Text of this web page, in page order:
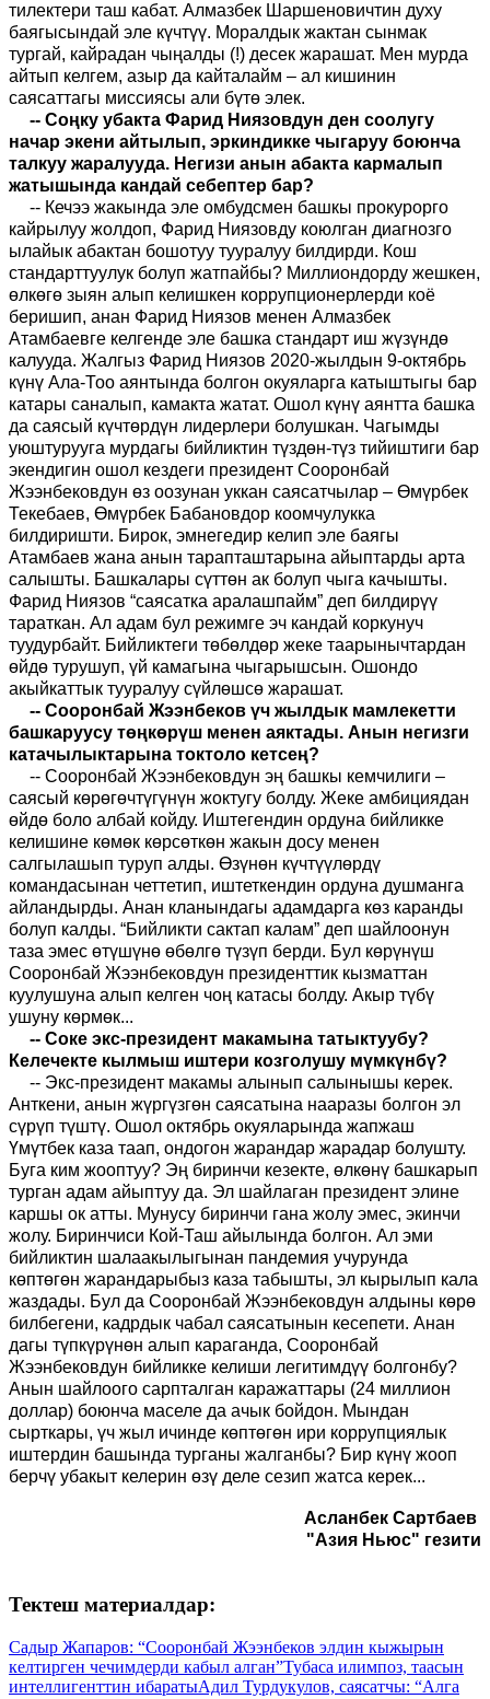
тилектери таш кабат. Алмазбек Шаршеновичтин духу
баягысындай эле күчтүү. Моралдык жактан сынмак
тургай, кайрадан чыңалды (!) десек жарашат. Мен мурда
айтып келгем, азыр да кайталайм – ал кишинин
саясаттагы миссиясы али бүтө элек.
-- Соңку убакта Фарид Ниязовдун ден соолугу
начар экени айтылып, эркиндикке чыгаруу боюнча
талкуу жаралууда. Негизи анын абакта кармалып
жатышында кандай себептер бар?
-- Кечээ жакында эле омбудсмен башкы прокурорго
кайрылуу жолдоп, Фарид Ниязовду коюлган диагнозго
ылайык абактан бошотуу тууралуу билдирди. Кош
стандарттуулук болуп жатпайбы? Миллиондорду жешкен,
өлкөгө зыян алып келишкен коррупционерлерди коё
беришип, анан Фарид Ниязов менен Алмазбек
Атамбаевге келгенде эле башка стандарт иш жүзүндө
калууда. Жалгыз Фарид Ниязов 2020-жылдын 9-октябрь
күнү Ала-Тоо аянтында болгон окуяларга катыштыгы бар
катары саналып, камакта жатат. Ошол күнү аянтта башка
да саясый күчтөрдүн лидерлери болушкан. Чагымды
уюштурууга мурдагы бийликтин түздөн-түз тийиштиги бар
экендигин ошол кездеги президент Сооронбай
Жээнбековдун өз оозунан уккан саясатчылар – Өмүрбек
Текебаев, Өмүрбек Бабановдор коомчулукка
билдиришти. Бирок, эмнегедир келип эле баягы
Атамбаев жана анын тарапташтарына айыптарды арта
салышты. Башкалары сүттөн ак болуп чыга качышты.
Фарид Ниязов “саясатка аралашпайм” деп билдирүү
тараткан. Ал адам бул режимге эч кандай коркунуч
туудурбайт. Бийликтеги төбөлдөр жеке таарынычтардан
өйдө турушуп, үй камагына чыгарышсын. Ошондо
акыйкаттык тууралуу сүйлөшсө жарашат.
-- Сооронбай Жээнбеков үч жылдык мамлекетти
башкаруусу төңкөрүш менен аяктады. Анын негизги
катачылыктарына токтоло кетсең?
-- Сооронбай Жээнбековдун эң башкы кемчилиги –
саясый көрөгөчтүгүнүн жоктугу болду. Жеке амбициядан
өйдө боло албай койду. Иштегендин ордуна бийликке
келишине көмөк көрсөткөн жакын досу менен
салгылашып туруп алды. Өзүнөн күчтүүлөрдү
командасынан четтетип, иштеткендин ордуна душманга
айландырды. Анан кланындагы адамдарга көз каранды
болуп калды. “Бийликти сактап калам” деп шайлоонун
таза эмес өтүшүнө өбөлгө түзүп берди. Бул көрүнүш
Сооронбай Жээнбековдун президенттик кызматтан
куулушуна алып келген чоң катасы болду. Акыр түбү
ушуну көрмөк...
-- Соке экс-президент макамына татыктуубу?
Келечекте кылмыш иштери козголушу мүмкүнбү?
-- Экс-президент макамы алынып салынышы керек.
Анткени, анын жүргүзгөн саясатына нааразы болгон эл
сүрүп түштү. Ошол октябрь окуяларында жапжаш
Үмүтбек каза таап, ондогон жарандар жарадар болушту.
Буга ким жооптуу? Эң биринчи кезекте, өлкөнү башкарып
турган адам айыптуу да. Эл шайлаган президент элине
каршы ок атты. Мунусу биринчи гана жолу эмес, экинчи
жолу. Биринчиси Кой-Таш айылында болгон. Ал эми
бийликтин шалаакылыгынан пандемия учурунда
көптөгөн жарандарыбыз каза табышты, эл кырылып кала
жаздады. Бул да Сооронбай Жээнбековдун алдыны көрө
билбегени, кадрдык чабал саясатынын кесепети. Анан
дагы түпкүрүнөн алып караганда, Сооронбай
Жээнбековдун бийликке келиши легитимдүү болгонбу?
Анын шайлоого сарпталган каражаттары (24 миллион
доллар) боюнча маселе да ачык бойдон. Мындан
сырткары, үч жыл ичинде көптөгөн ири коррупциялык
иштердин башында турганы жалганбы? Бир күнү жооп
берчү убакыт келерин өзү деле сезип жатса керек...
Асланбек Сартбаев
"Азия Ньюс" гезити
Тектеш материалдар:
Садыр Жапаров: “Сооронбай Жээнбеков элдин кыжырын
келтирген чечимдерди кабыл алган”Тубаса илимпоз, таасын
интеллигенттин ибаратыАдил Турдукулов, саясатчы: “Алга